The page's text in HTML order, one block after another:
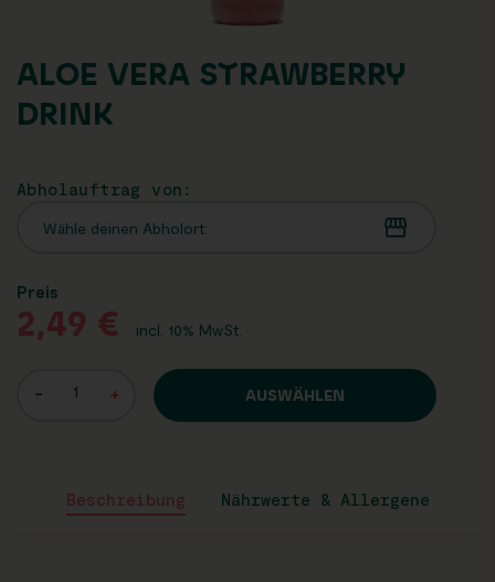
ALOE VERA STRAWBERRY
DRINK
Abholauftrag von:
Wähle deinen Abholort:
Preis
2,49 € incl. 10% MwSt.
- + AUSWÄHLEN
Beschreibung Nährwerte & Allergene